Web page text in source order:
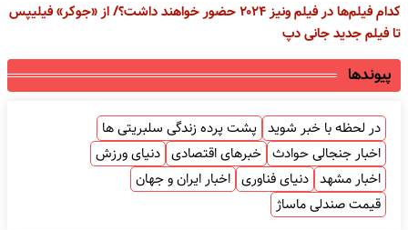
کدام فیلم‌ها در فیلم ونیز ۲۰۲۴ حضور خواهند داشت؟/ از «جوکر» فیلیپس
تا فیلم جدید جانی دپ
پیوندها
در لحظه با خبر شوید پشت پرده زندگی سلبریتی ها
اخبار جنجالی حوادث خبرهای اقتصادی دنیای ورزش
اخبار مشهد دنیای فناوری اخبار ایران و جهان
قیمت صندلی ماساژ